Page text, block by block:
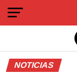
NOTICIAS